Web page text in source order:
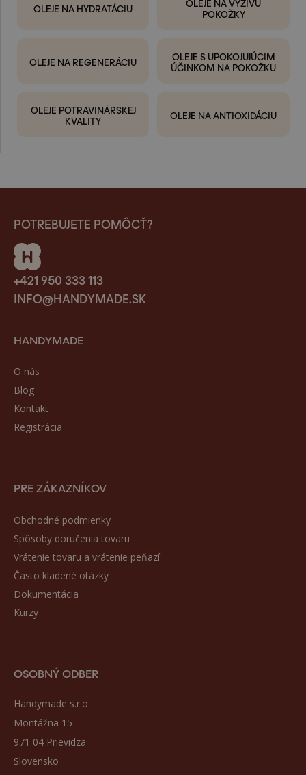
OLEJE NA HYDRATÁCIU
POKOŽKY
OLEJE NA REGENERÁCIU
OLEJE S UPOKOJUJÚCIM
ÚČINKOM NA POKOŽKU
OLEJE POTRAVINÁRSKEJ
KVALITY
OLEJE NA ANTIOXIDÁCIU
POTREBUJETE POMÔCŤ?
+421 950 333 113
INFO@HANDYMADE.SK
HANDYMADE
O nás
Blog
Kontakt
Registrácia
PRE ZÁKAZNÍKOV
Obchodné podmienky
Spôsoby doručenia tovaru
Vrátenie tovaru a vrátenie peňazí
Často kladené otázky
Dokumentácia
Kurzy
OSOBNÝ ODBER
Handymade s.r.o.
Montážna 15
971 04 Prievidza
Slovensko